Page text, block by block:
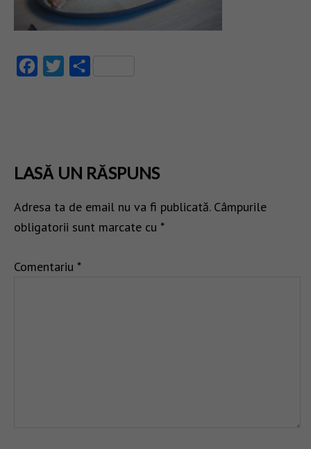
FacebookTwitter
LASĂ UN RĂSPUNS
Adresa ta de email nu va fi publicată. Câmpurile
obligatorii sunt marcate cu *
Comentariu *